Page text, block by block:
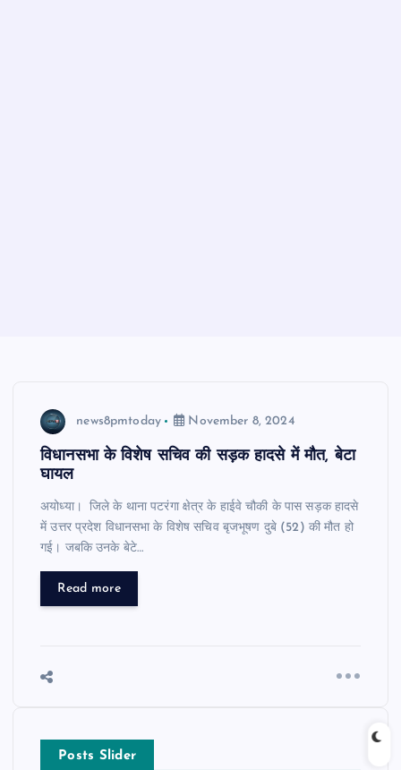
news8pmtoday November 8, 2024
विधानसभा के विशेष सचिव की सड़क हादसे में मौत, बेटा
घायल
अयोध्या। जिले के थाना पटरंगा क्षेत्र के हाईवे चौकी के पास सड़क हादसे
में उत्तर प्रदेश विधानसभा के विशेष सचिव बृजभूषण दुबे (52) की मौत हो
गई। जबकि उनके बेटे…
Read more
Posts Slider